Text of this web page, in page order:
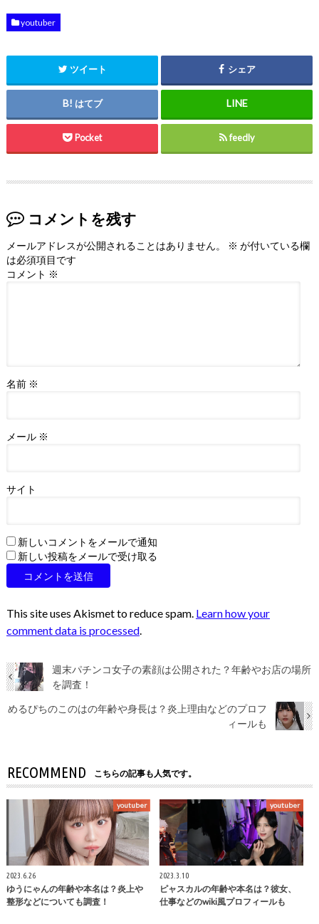
youtuber
ツイート シェア
はてブ
Pocket feedly
コメントを残す
メールアドレスが公開されることはありません。 ※ が付いている欄
は必須項目です
コメント ※
名前 ※
メール ※
サイト
新しいコメントをメールで通知
新しい投稿をメールで受け取る
This site uses Akismet to reduce spam. Learn how your
comment data is processed.
週末パチンコ女子の素顔は公開された？年齢やお店の場所
を調査！
めるぴちのこのはの年齢や身長は？炎上理由などのプロフ
ィールも
RECOMMEND こちらの記事も人気です。
youtuber
2023.6.26
ゆうにゃんの年齢や本名は？炎上や
整形などについても調査！
youtuber
2023.3.10
ピャスカルの年齢や本名は？彼女、
仕事などのwiki風プロフィールも